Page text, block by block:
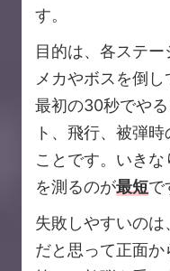
す。
目的は、各ステ
メカやボスを倒し
最初の30秒でや
ト、飛行、被弾
ことです。いき
を測るのが最短で
失敗しやすいの
だと思って正面